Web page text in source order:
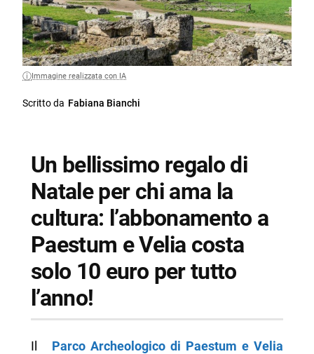
Immagine realizzata con IA
Scritto da Fabiana Bianchi
Un bellissimo regalo di
Natale per chi ama la
cultura: l’abbonamento a
Paestum e Velia costa
solo 10 euro per tutto
l’anno!
Il Parco Archeologico di Paestum e Velia